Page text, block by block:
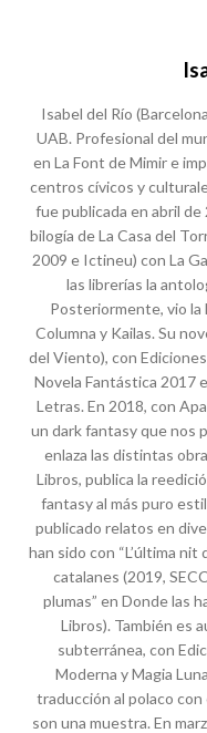
Isabel del Río
UAB. Profesional del
en La Font de Mimir e
centros cívicos y
fue publicada en abril de
bilogía de La Casa del
2009 e Ictineu) con La
las librerías la
Posteriormente, vio la
Columna y Kailas. Su
del Viento), con
Novela Fantástica 2017
Letras. En 2018, con
un dark fantasy que nos
enlaza las distintas
Libros, publica la
fantasy al más puro
publicado relatos en
han sido con “L’última nit
catalanes (2019,
plumas” en Donde las
Libros). También es
subterránea, con
Moderna y Magia
traducción al polaco con
son una muestra. En